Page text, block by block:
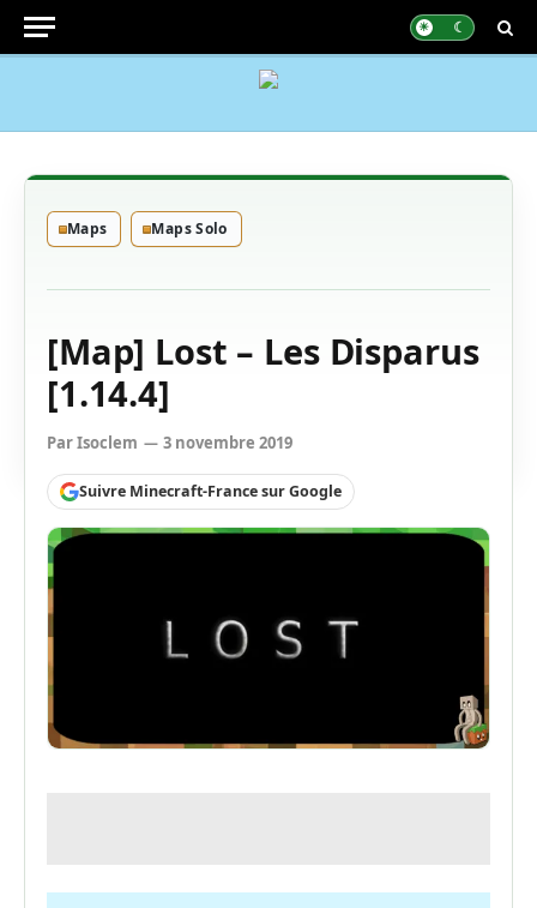
Maps Maps Solo
[Map] Lost – Les Disparus
[1.14.4]
ParIsoclem 3 novembre 2019
Suivre Minecraft-France sur Google